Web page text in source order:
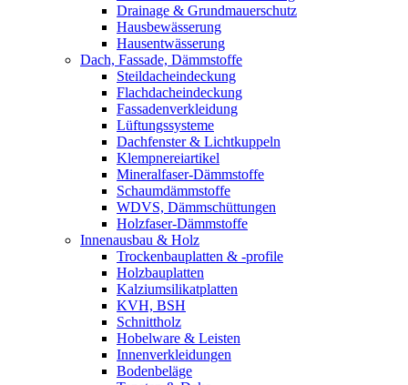
Drainage & Grundmauerschutz
Hausbewässerung
Hausentwässerung
Dach, Fassade, Dämmstoffe
Steildacheindeckung
Flachdacheindeckung
Fassadenverkleidung
Lüftungssysteme
Dachfenster & Lichtkuppeln
Klempnereiartikel
Mineralfaser-Dämmstoffe
Schaumdämmstoffe
WDVS, Dämmschüttungen
Holzfaser-Dämmstoffe
Innenausbau & Holz
Trockenbauplatten & -profile
Holzbauplatten
Kalziumsilikatplatten
KVH, BSH
Schnittholz
Hobelware & Leisten
Innenverkleidungen
Bodenbeläge